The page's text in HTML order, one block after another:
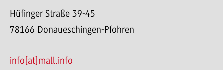
Hüfinger Straße 39-45
78166 Donaueschingen-Pfohren
info[at]mall.info